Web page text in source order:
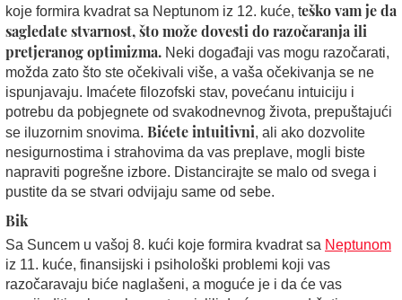
koje formira kvadrat sa Neptunom iz 12. kuće, teško vam je da
sagledate stvarnost, što može dovesti do razočaranja ili
pretjeranog optimizma. Neki događaji vas mogu razočarati,
možda zato što ste očekivali više, a vaša očekivanja se ne
ispunjavaju. Imaćete filozofski stav, povećanu intuiciju i
potrebu da pobjegnete od svakodnevnog života, prepuštajući
se iluzornim snovima. Bićete intuitivni, ali ako dozvolite
nesigurnostima i strahovima da vas preplave, mogli biste
napraviti pogrešne izbore. Distancirajte se malo od svega i
pustite da se stvari odvijaju same od sebe.
Bik
Sa Suncem u vašoj 8. kući koje formira kvadrat sa Neptunom
iz 11. kuće, finansijski i psihološki problemi koji vas
razočaravaju biće naglašeni, a moguće je i da će vas